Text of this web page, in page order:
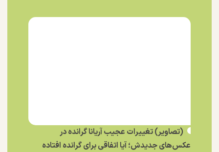
(تصاویر) تغییرات عجیب آریانا گرانده در
عکس‌های جدیدش؛ آیا اتفاقی برای گرانده افتاده